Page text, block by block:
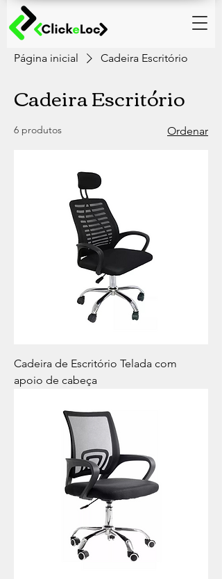
Página inicial Cadeira Escritório
Cadeira Escritório
6 produtos Ordenar
Cadeira de Escritório Telada com
apoio de cabeça